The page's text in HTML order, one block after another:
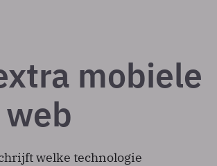
mobiele
welke technologie